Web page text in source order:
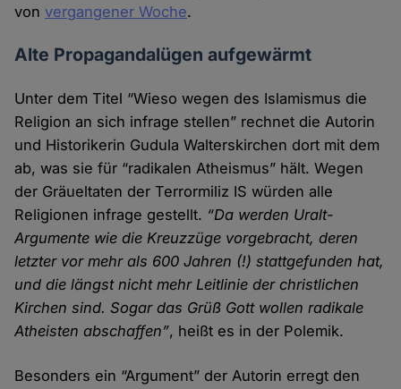
vonvergangener Woche.
Alte Propagandalügen aufgewärmt
Unter dem Titel “Wieso wegen des Islamismus die
Religion an sich infrage stellen” rechnet die Autorin
und Historikerin Gudula Walterskirchen dort mit dem
ab, was sie für “radikalen Atheismus” hält. Wegen
der Gräuel­taten der Terrormiliz IS würden alle
Religionen infrage gestellt. “Da werden Uralt-
Argumente wie die Kreuz­züge vorge­bracht, deren
letzter vor mehr als 600 Jahren (!) statt­gefunden hat,
und die längst nicht mehr Leit­linie der christlichen
Kirchen sind. Sogar das Grüß Gott wollen radikale
Atheisten abschaffen”, heißt es in der Polemik.
Besonders ein “Argument” der Autorin erregt den